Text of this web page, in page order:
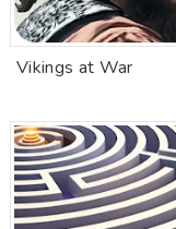
Vikings at War